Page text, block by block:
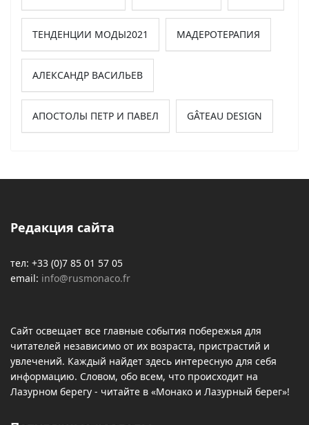
ТЕНДЕНЦИИ МОДЫ2021 МАДЕРОТЕРАПИЯ
АЛЕКСАНДР ВАСИЛЬЕВ
АПОСТОЛЫ ПЕТР И ПАВЕЛ GÂTEAU DESIGN
Редакция сайта
тел: +33 (0)7 85 01 57 05
email: info@rusmonaco.fr
Сайт освещает все главные события побережья для
читателей независимо от их возраста, пристрастий и
увлечений. Каждый найдет здесь интересную для себя
информацию. Словом, обо всем, что происходит на
Лазурном берегу - читайте в «Монако и Лазурный берег»!